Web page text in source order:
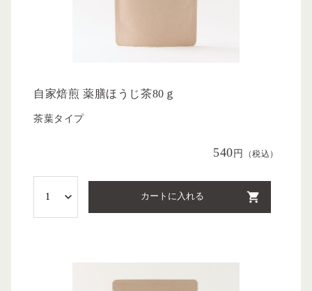
自家焙煎 薬膳ほうじ茶80ｇ
茶葉タイプ
540 円 （税込）
カートに入れる